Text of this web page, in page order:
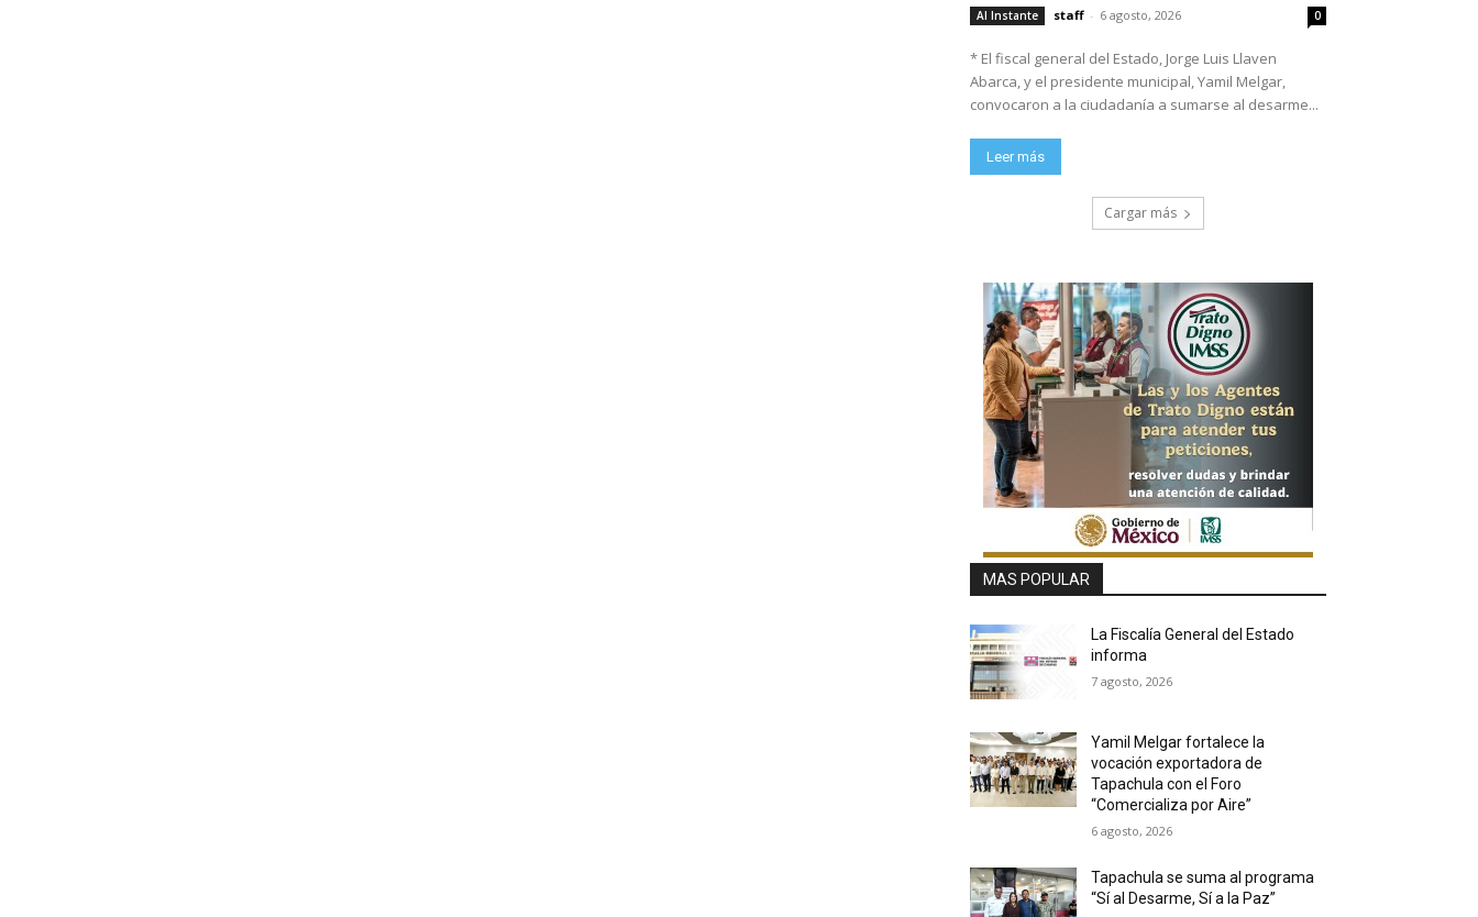
Al Instante staff - 6 agosto, 2026 0
* El fiscal general del Estado, Jorge Luis Llaven
Abarca, y el presidente municipal, Yamil Melgar,
convocaron a la ciudadanía a sumarse al desarme...
Leer más
Cargar más
MAS POPULAR
La Fiscalía General del Estado
informa
7 agosto, 2026
Yamil Melgar fortalece la
vocación exportadora de
Tapachula con el Foro
“Comercializa por Aire”
6 agosto, 2026
Tapachula se suma al programa
“Sí al Desarme, Sí a la Paz”